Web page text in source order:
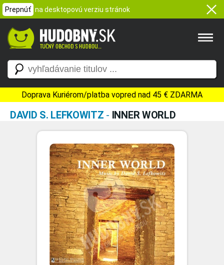
Prepnúť na desktopovú verziu stránok
Doprava Kuriérom/platba vopred nad 45 € ZDARMA
DAVID S. LEFKOWITZ - INNER WORLD